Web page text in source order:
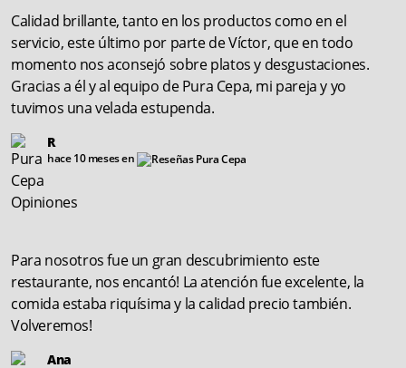
Calidad brillante, tanto en los productos como en el
servicio, este último por parte de Víctor, que en todo
momento nos aconsejó sobre platos y desgustaciones.
Gracias a él y al equipo de Pura Cepa, mi pareja y yo
tuvimos una velada estupenda.
R
hace 10 meses en
Para nosotros fue un gran descubrimiento este
restaurante, nos encantó! La atención fue excelente, la
comida estaba riquísima y la calidad precio también.
Volveremos!
Ana